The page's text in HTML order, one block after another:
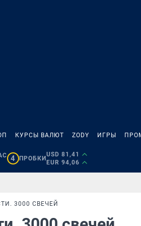
КУРСЫ ВАЛЮТ ZODY ИГРЫ
4 ПРОБКИ
USD 81,41
EUR 94,06
3000 СВЕЧЕЙ